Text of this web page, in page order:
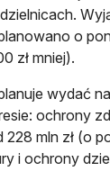
o
zł mniej).
wydać
ochrony
228 mln zł (o
i ochrony